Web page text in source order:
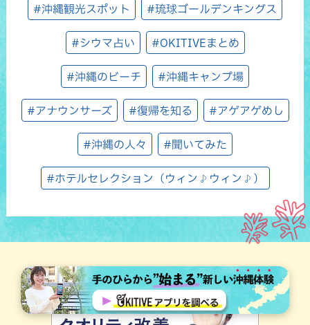
#沖縄観光スポット #琉球ゴールデンキングス
#シウマ占い #OKITIVEまとめ
#沖縄のビーチ #沖縄キャンプ場
#アナウンサーズ #復帰を知る #アゲアゲめし
#沖縄の人々 #聞いてみた
#ホテルセレクション（ウィン♪ウィン♪）